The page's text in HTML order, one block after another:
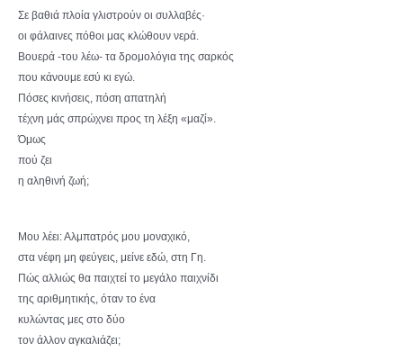
Σε βαθιά πλοία γλιστρούν οι συλλαβές·
οι φάλαινες πόθοι μας κλώθουν νερά.
Βουερά -του λέω- τα δρομολόγια της σαρκός
που κάνουμε εσύ κι εγώ.
Πόσες κινήσεις, πόση απατηλή
τέχνη μάς σπρώχνει προς τη λέξη «μαζί».
Όμως
πού ζει
η αληθινή ζωή;
Μου λέει: Αλμπατρός μου μοναχικό,
στα νέφη μη φεύγεις, μείνε εδώ, στη Γη.
Πώς αλλιώς θα παιχτεί το μεγάλο παιχνίδι
της αριθμητικής, όταν το ένα
κυλώντας μες στο δύο
τον άλλον αγκαλιάζει;